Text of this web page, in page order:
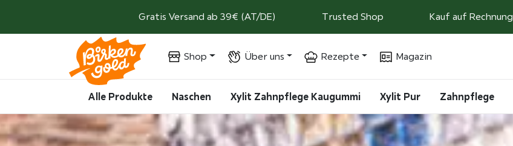
Gratis Versand ab 39€ (AT/DE) Trusted Shop Kauf auf Rechnung
Shop Über uns Rezepte Magazin
Alle Produkte Naschen Xylit Zahnpflege Kaugummi Xylit Pur Zahnpflege